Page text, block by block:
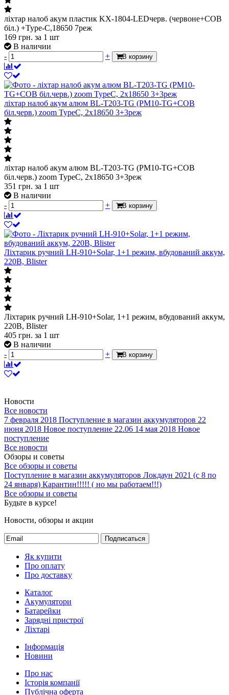
ліхтар налоб акум пластик KX-1804-LEDчерв. (червоне+СОВ
біл.) +Type-C,18650 7реж
169 грн. за 1 шт
В наличии
-
+ В корзину
ліхтар налоб акум алюм BL-T203-TG (PM10-TG+СОВ
біл.черв.) zoom TypeC, 2х18650 3+3реж
ліхтар налоб акум алюм BL-T203-TG (PM10-TG+СОВ
біл.черв.) zoom TypeC, 2х18650 3+3реж
351 грн. за 1 шт
В наличии
-
+ В корзину
Ліхтарик ручний LH-910+Solar, 1+1 режим, вбудований аккум,
220B, Blister
Ліхтарик ручний LH-910+Solar, 1+1 режим, вбудований аккум,
220B, Blister
405 грн. за 1 шт
В наличии
-
+ В корзину
Новости
Все новости
7 февраля 2018 Поступление в магазин аккумуляторов 22
июня 2018 Новое поступление 22.06 14 мая 2018 Новое
поступление
Все новости
Обзоры и советы
Все обзоры и советы
Поступление в магазин аккумуляторов Локдаун 2021 (с 8 по
24 января) Карантин!!!!! ( но мы работаем!!!)
Все обзоры и советы
Будьте в курсе!
Новости, обзоры и акции
Подписаться
Як купити
Про оплату
Про доставку
Каталог
Акумулятори
Батарейки
Зарядні пристрої
Ліхтарі
Інформація
Новини
Про нас
Історія компанії
Публічна оферта